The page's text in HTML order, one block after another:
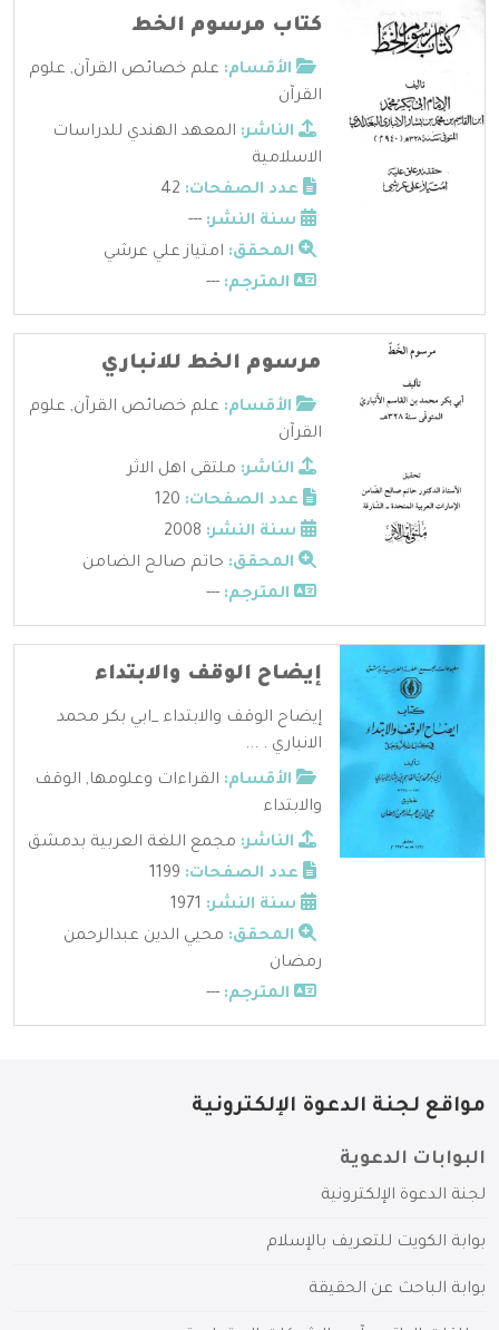
كتاب مرسوم الخط
الأقسام: علم خصائص القرآن, علوم
القرآن
الناشر: المعهد الهندي للدراسات
الاسلامية
عدد الصفحات:
سنة النشر: ---
المحقق: امتياز علي عرشي
المترجم: ---
مرسوم الخط للانباري
الأقسام: علم خصائص القرآن, علوم
القرآن
الناشر: ملتقى اهل الاثر
عدد الصفحات:
سنة النشر:
المحقق: حاتم صالح الضامن
المترجم: ---
إيضاح الوقف والابتداء
إيضاح الوقف والابتداء _ابي بكر محمد
الانباري . ...
الأقسام: القراءات وعلومها, الوقف
والابتداء
الناشر: مجمع اللغة العربية بدمشق
عدد الصفحات:
سنة النشر:
المحقق: محيي الدين عبدالرحمن
رمضان
المترجم: ---
مواقع لجنة الدعوة الإلكترونية
البوابات الدعوية
لجنة الدعوة الإلكترونية
بوابة الكويت للتعريف بالإسلام
بوابة الباحث عن الحقيقة